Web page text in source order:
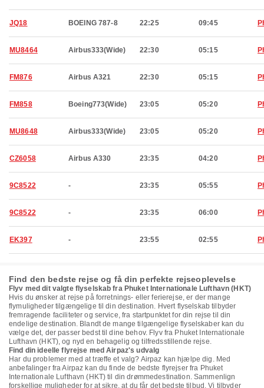
JQ18 BOEING 787-8 22:25 09:45
MU8464 Airbus333(Wide) 22:30 05:15
FM876 Airbus A321 22:30 05:15
FM858 Boeing773(Wide) 23:05 05:20
MU8648 Airbus333(Wide) 23:05 05:20
CZ6058 Airbus A330 23:35 04:20
9C8522 - 23:35 05:55
9C8522 - 23:35 06:00
EK397 - 23:55 02:55
Find den bedste rejse og få din perfekte rejseoplevelse
Flyv med dit valgte flyselskab fra Phuket Internationale Lufthavn (HKT)
Hvis du ønsker at rejse på forretnings- eller ferierejse, er der mange
flymuligheder tilgængelige til din destination. Hvert flyselskab tilbyder
fremragende faciliteter og service, fra startpunktet for din rejse til din
endelige destination. Blandt de mange tilgængelige flyselskaber kan du
vælge det, der passer bedst til dine behov. Flyv fra Phuket Internationale
Lufthavn (HKT), og nyd en behagelig og tilfredsstillende rejse.
Find din ideelle flyrejse med Airpaz's udvalg
Har du problemer med at træffe et valg? Airpaz kan hjælpe dig. Med
anbefalinger fra Airpaz kan du finde de bedste flyrejser fra Phuket
Internationale Lufthavn (HKT) til din drømmedestination. Sammenlign
forskellige muligheder for at sikre, at du får det bedste tilbud. Vi tilbyder